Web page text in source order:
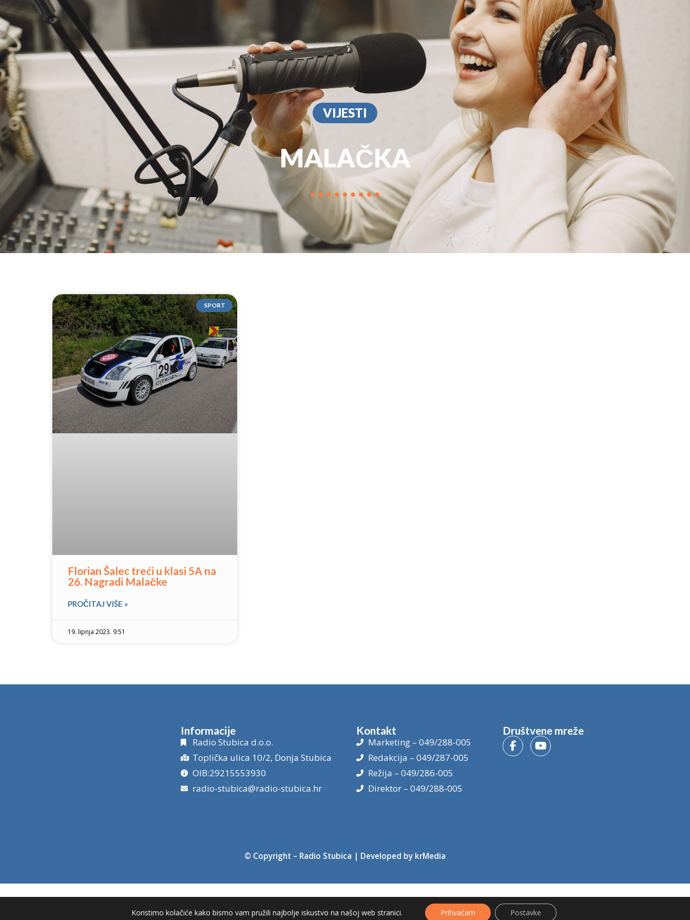
PROGRAM MARKETING KONTAKT DOKUMENTI
VIJESTI
MALAČKA
SPORT
Florian Šalec treći u klasi 5A na
26. Nagradi Malačke
PROČITAJ VIŠE »
19. lipnja 2023. 9:51
Informacije
Radio Stubica d.o.o.
Toplička ulica 10/2, Donja Stubica
OIB:29215553930
radio-stubica@radio-stubica.hr
Kontakt
Marketing – 049/288-005
Redakcija – 049/287-005
Režija – 049/286-005
Direktor – 049/288-005
Društvene mreže
© Copyright – Radio Stubica | Developed by krMedia
Koristimo kolačiće kako bismo vam pružili najbolje iskustvo na našoj web stranici. Prihvaćam Postavke